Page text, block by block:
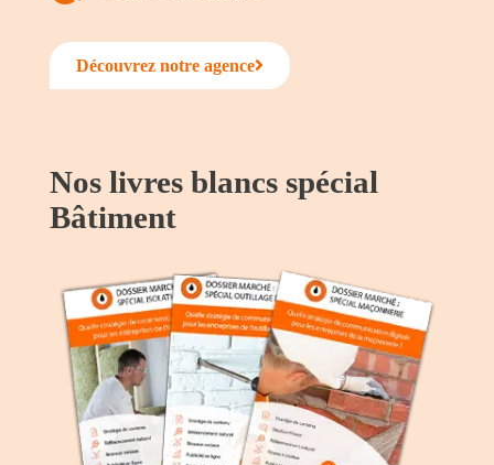
Découvrez notre agence
Nos livres blancs spécial
Bâtiment